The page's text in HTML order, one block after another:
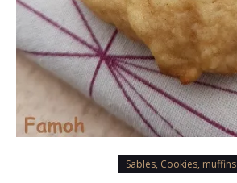
Sablés, Cookies, muffins